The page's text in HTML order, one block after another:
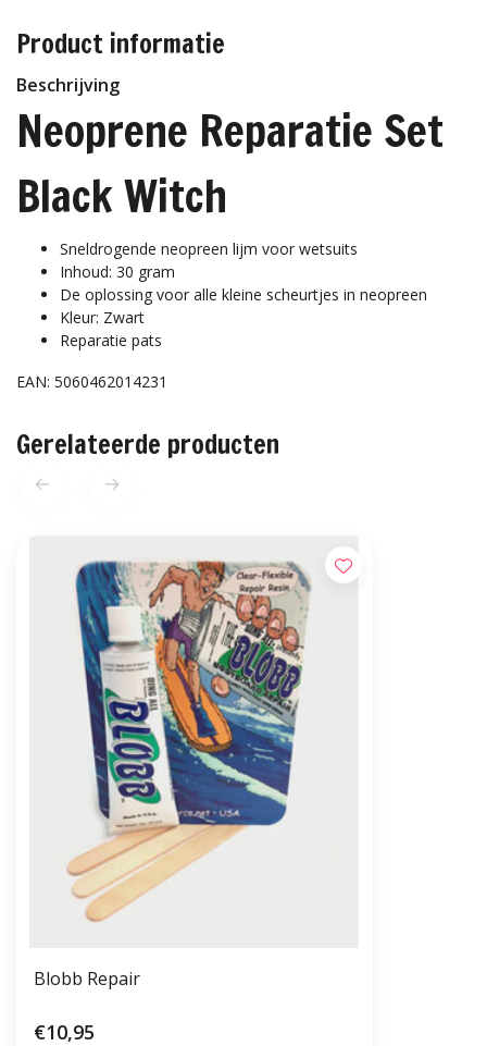
Product informatie
Beschrijving
Neoprene Reparatie Set
Black Witch
Sneldrogende neopreen lijm voor wetsuits
Inhoud: 30 gram
De oplossing voor alle kleine scheurtjes in neopreen
Kleur: Zwart
Reparatie pats
EAN: 5060462014231
Gerelateerde producten
Blobb Repair
€10,95